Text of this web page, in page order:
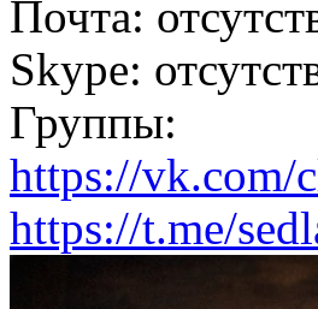
Почта:
Skype:
Группы:
https://vk.com/
https://t.me/